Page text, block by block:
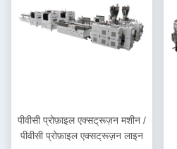
पीवीसी प्रोफ़ाइल एक्सट्रूज़न मशीन /
पीवीसी प्रोफ़ाइल एक्सट्रूज़न लाइन